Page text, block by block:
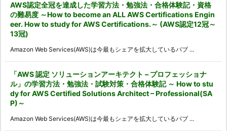
AWS認定全冠を達成した学習方法・勉強法・合格体験記・資格
の難易度 ～How to become an ALL AWS Certifications Engin
eer. How to study for AWS Certifications.～ (AWS認定12冠～
13冠)
Amazon Web Services(AWS)は今最もシェアを拡大しているパブ ...
「AWS 認定 ソリューションアーキテクト – プロフェッショナ
ル」の学習方法・勉強法・試験対策・合格体験記 ～ How to stu
dy for AWS Certified Solutions Architect – Professional(SA
P)～
Amazon Web Services(AWS)は今最もシェアを拡大しているパブ ...